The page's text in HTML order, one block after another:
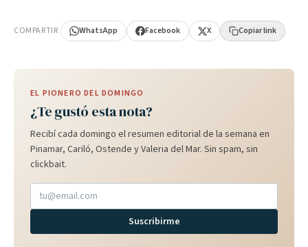
COMPARTIR WhatsApp Facebook X Copiar link
EL PIONERO DEL DOMINGO
¿Te gustó esta nota?
Recibí cada domingo el resumen editorial de la semana en
Pinamar, Cariló, Ostende y Valeria del Mar. Sin spam, sin
clickbait.
Suscribirme